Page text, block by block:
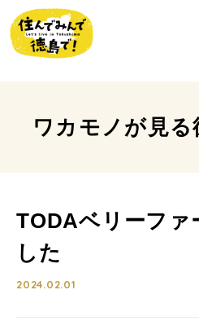
ワカモノが見る
TODAベリーファ
した
2024.02.01